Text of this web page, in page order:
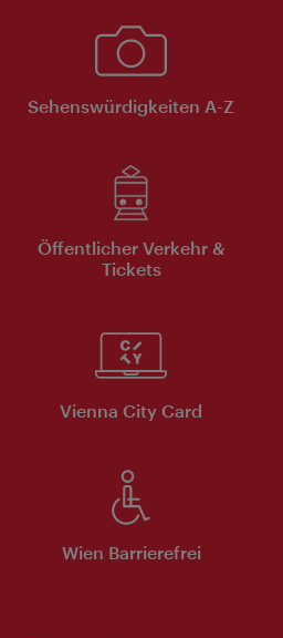
Sehenswürdigkeiten A-Z
Öffentlicher Verkehr &
Tickets
Vienna City Card
Wien Barrierefrei